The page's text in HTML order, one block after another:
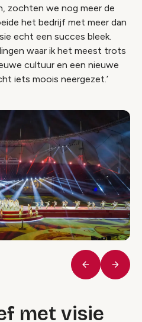
zochten we nog meer de
het bedrijf met meer dan
echt een succes bleek.
waar ik het meest trots
cultuur en een nieuwe
iets moois neergezet.’
Vorige
met visie